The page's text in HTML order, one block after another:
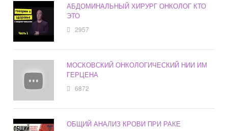
АБДОМИНАЛЬНЫЙ ХИРУРГ ОНКОЛОГ КТО
ЭТО
2957
МОСКОВСКИЙ ОНКОЛОГИЧЕСКИЙ НИИ ИМ
ГЕРЦЕНА
6872
ОБЩИЙ АНАЛИЗ КРОВИ ПРИ РАКЕ